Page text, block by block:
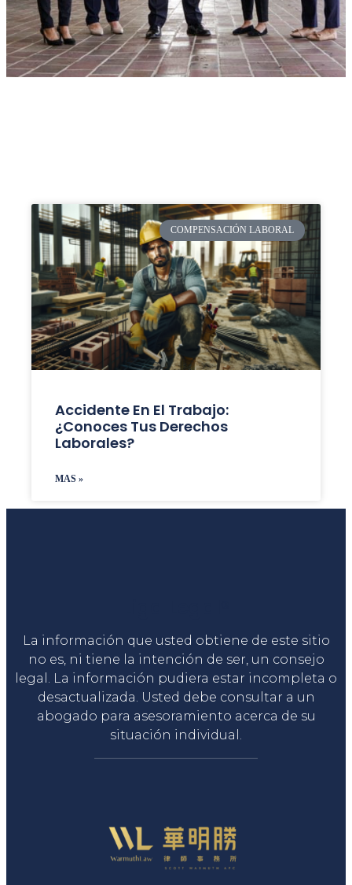
COMPENSACIÓN LABORAL
Accidente En El Trabajo:
¿Conoces Tus Derechos
Laborales?
MAS »
La información que usted obtiene de este sitio
no es, ni tiene la intención de ser, un consejo
legal. La información pudiera estar incompleta o
desactualizada. Usted debe consultar a un
abogado para asesoramiento acerca de su
situación individual.